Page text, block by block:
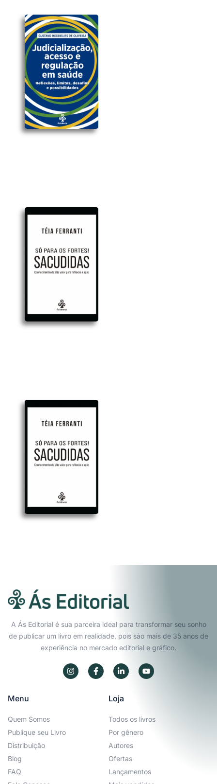
A Ás Editorial é sua parceira ideal para transformar seu sonho
de publicar um livro em realidade, pois são mais de 35 anos de
experiência no mercado editorial e gráfico.
Menu
Quem Somos
Publique seu Livro
Distribuição
Blog
FAQ
Loja
Todos os livros
Por gênero
Autores
Ofertas
Lançamentos